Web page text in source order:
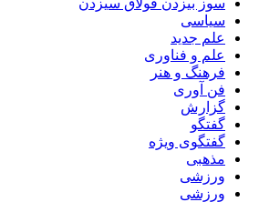
سیاسی
علم جدید
علم و فناوری
فرهنگ و هنر
فن آوری
گزارش
گفتگو
گفتگوی ویژه
مذهبی
ورزشی
ورزشی